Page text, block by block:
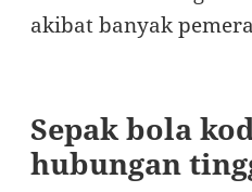
akibat banyak
Sepak bola
hubungan